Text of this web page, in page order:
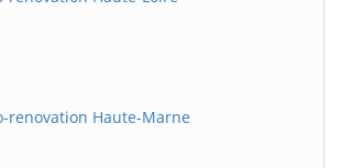
renovation Haute-Marne